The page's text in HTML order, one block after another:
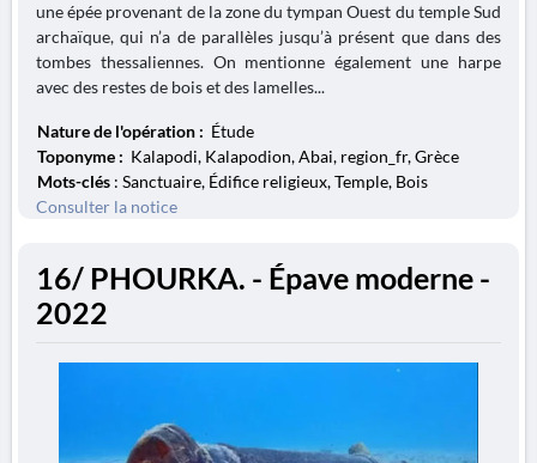
une épée provenant de la zone du tympan Ouest du temple Sud
archaïque, qui n’a de parallèles jusqu’à présent que dans des
tombes thessaliennes. On mentionne également une harpe
avec des restes de bois et des lamelles...
Nature de l'opération : Étude
Toponyme : Kalapodi, Kalapodion, Abai, region_fr, Grèce
Mots-clés : Sanctuaire, Édifice religieux, Temple, Bois
Consulter la notice
16/ PHOURKA. - Épave moderne -
2022